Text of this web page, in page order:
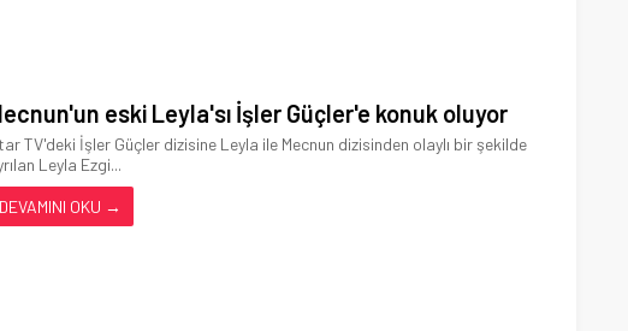
eski Leyla'sı İşler Güçler'e konuk oluyor
TV'deki İşler Güçler dizisine Leyla ile Mecnun dizisinden olaylı bir şekilde
Leyla Ezgi...
DEVAMINI OKU →